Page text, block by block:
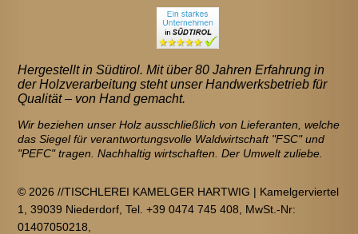
Hergestellt in Südtirol. Mit über 80 Jahren Erfahrung in
der Holzverarbeitung steht unser Handwerksbetrieb für
Qualität – von Hand gemacht.
Wir beziehen unser Holz ausschließlich von Lieferanten, welche
das Siegel für verantwortungsvolle Waldwirtschaft "FSC" und
"PEFC" tragen. Nachhaltig wirtschaften. Der Umwelt zuliebe.
© 2026 //TISCHLEREI KAMELGER HARTWIG | Kamelgerviertel
1, 39039 Niederdorf, Tel. +39 0474 745 408, MwSt.-Nr:
01407050218,